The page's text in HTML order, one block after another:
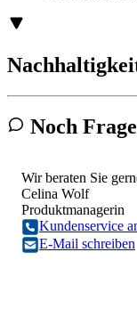
Noch
Wir beraten Sie
Celina Wolf
Produktmanagerin
Kundenservice
E-Mail schreiben